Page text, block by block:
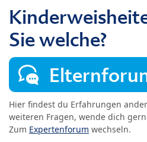
Sie welche?
Hier findest du Erfahrungen
weiteren Fragen, wende dich
Zum Expertenforum wechseln.